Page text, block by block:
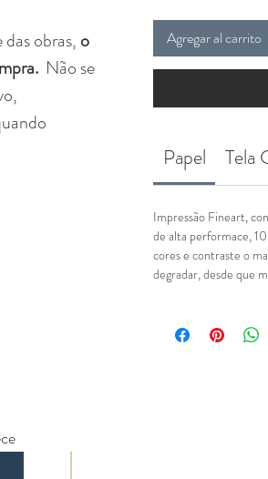
obras, o
Não se
Agregar al carrito
Papel Tela
Impressão Fineart,
de alta performace,
cores e contraste o
degradar, desde que